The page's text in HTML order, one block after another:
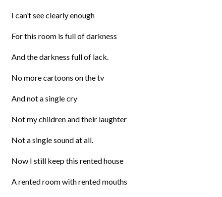
I can’t see clearly enough
For this room is full of darkness
And the darkness full of lack.
No more cartoons on the tv
And not a single cry
Not my children and their laughter
Not a single sound at all.
Now I still keep this rented house
A rented room with rented mouths